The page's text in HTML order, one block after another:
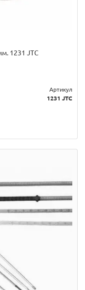
1231 JTC
Артикул
1231 JTC